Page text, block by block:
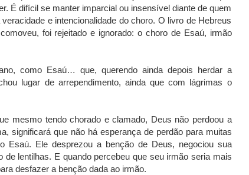
É difícil se manter imparcial ou insensível diante de quem
e intencionalidade do choro. O livro de Hebreus
foi rejeitado e ignorado: o choro de Esaú, irmão
como Esaú… que, querendo ainda depois herdar a
lugar de arrependimento, ainda que com lágrimas o
mesmo tendo chorado e clamado, Deus não perdoou a
significará que não há esperança de perdão para muitas
Esaú. Ele desprezou a benção de Deus, negociou sua
de lentilhas. E quando percebeu que seu irmão seria mais
desfazer a benção dada ao irmão.